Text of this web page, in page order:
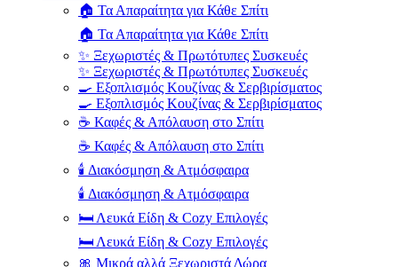
🏠 Τα Απαραίτητα για Κάθε Σπίτι
🏠 Τα Απαραίτητα για Κάθε Σπίτι
✨ Ξεχωριστές & Πρωτότυπες Συσκευές
✨ Ξεχωριστές & Πρωτότυπες Συσκευές
🍳 Εξοπλισμός Κουζίνας & Σερβιρίσματος
🍳 Εξοπλισμός Κουζίνας & Σερβιρίσματος
☕ Καφές & Απόλαυση στο Σπίτι
☕ Καφές & Απόλαυση στο Σπίτι
🕯️ Διακόσμηση & Ατμόσφαιρα
🕯️ Διακόσμηση & Ατμόσφαιρα
🛏️ Λευκά Είδη & Cozy Επιλογές
🛏️ Λευκά Είδη & Cozy Επιλογές
🎀 Μικρά αλλά Ξεχωριστά Δώρα